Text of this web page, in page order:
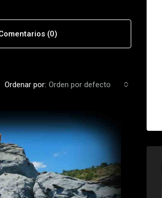
(0)
Ordenar por: Orden por defecto